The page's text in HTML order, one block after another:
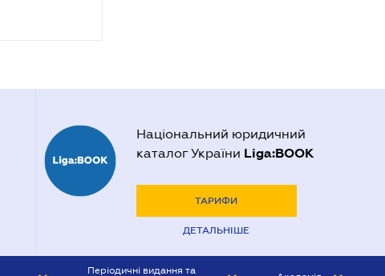
Національний юридичний
каталог України Liga:BOOK
ТАРИФИ
ДЕТАЛЬНІШЕ
Періодичні видання та